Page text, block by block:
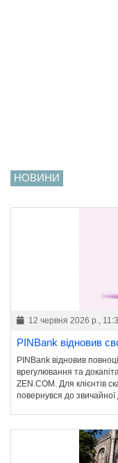
НОВИНИ
12 червня 2026 р.,
PINBank відновив
PINBank відновив
врегулювання та
ZEN.COM. Для клієнтів
повернувся до звичайної